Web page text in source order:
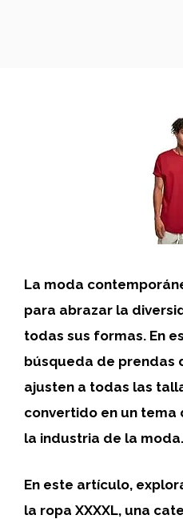
La moda
para abrazar la
todas sus formas. En
búsqueda de prendas
ajusten a todas las
convertido en un tema
la industria de la moda.
En este artículo,
la ropa XXXXL, una